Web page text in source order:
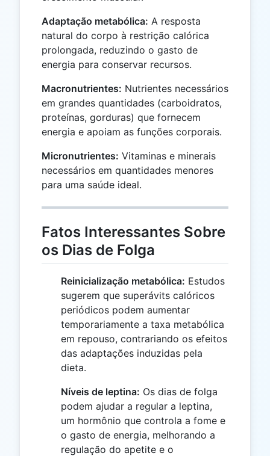
Adaptação metabólica: A resposta
natural do corpo à restrição calórica
prolongada, reduzindo o gasto de
energia para conservar recursos.
Macronutrientes: Nutrientes necessários
em grandes quantidades (carboidratos,
proteínas, gorduras) que fornecem
energia e apoiam as funções corporais.
Micronutrientes: Vitaminas e minerais
necessários em quantidades menores
para uma saúde ideal.
Fatos Interessantes Sobre
os Dias de Folga
Reinicialização metabólica: Estudos
sugerem que superávits calóricos
periódicos podem aumentar
temporariamente a taxa metabólica
em repouso, contrariando os efeitos
das adaptações induzidas pela
dieta.
Níveis de leptina: Os dias de folga
podem ajudar a regular a leptina,
um hormônio que controla a fome e
o gasto de energia, melhorando a
regulação do apetite e o